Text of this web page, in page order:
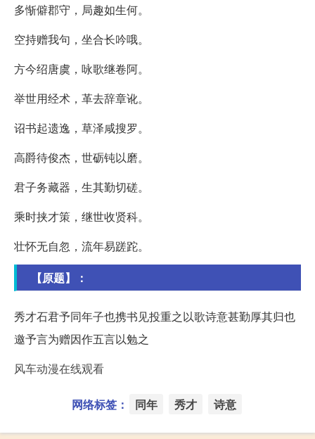
多惭僻郡守，局趣如生何。
空持赠我句，坐合长吟哦。
方今绍唐虞，咏歌继卷阿。
举世用经术，革去辞章讹。
诏书起遗逸，草泽咸搜罗。
高爵待俊杰，世砺钝以磨。
君子务藏器，生其勤切磋。
乘时挟才策，继世收贤科。
壮怀无自忽，流年易蹉跎。
【原题】：
秀才石君予同年子也携书见投重之以歌诗意甚勤厚其归也
邀予言为赠因作五言以勉之
风车动漫在线观看
网络标签： 同年 秀才 诗意